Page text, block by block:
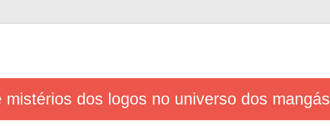
mistérios dos logos no universo dos mangás